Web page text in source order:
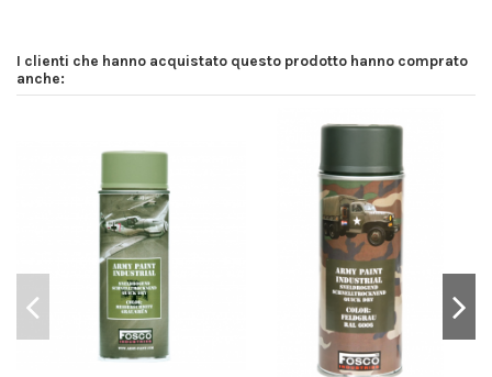
I clienti che hanno acquistato questo prodotto hanno comprato
anche: